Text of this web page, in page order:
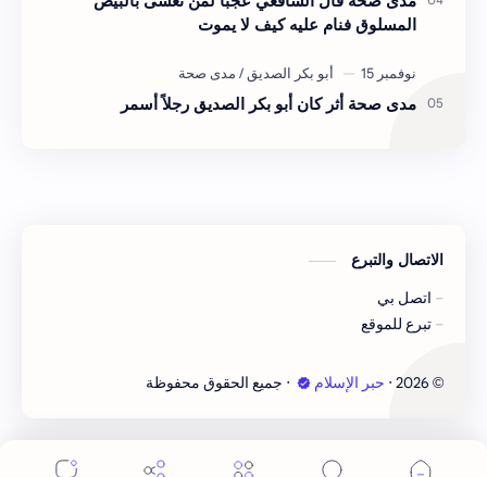
المسلوق فنام عليه كيف لا يموت
مدى صحة أثر كان أبو بكر الصديق رجلاً أسمر
الاتصال والتبرع
اتصل بي
تبرع للموقع
©
2026
‧ حبر الإسلام ‧ جميع الحقوق محفوظة